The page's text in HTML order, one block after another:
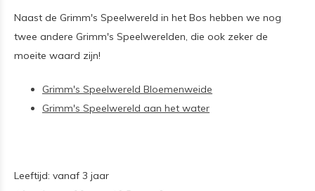
Naast de Grimm's Speelwereld in het Bos hebben we nog
twee andere Grimm's Speelwerelden, die ook zeker de
moeite waard zijn!
Grimm's Speelwereld Bloemenweide
Grimm's Speelwereld aan het water
Leeftijd: vanaf 3 jaar